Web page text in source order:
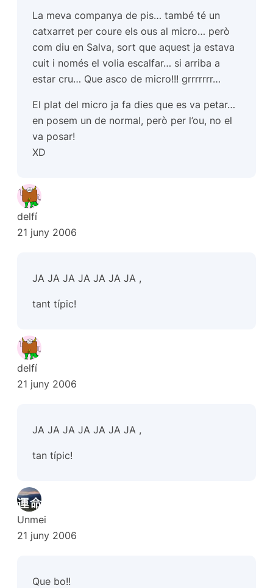
La meva companya de pis… també té un
catxarret per coure els ous al micro… però
com diu en Salva, sort que aquest ja estava
cuit i només el volia escalfar… si arriba a
estar cru… Que asco de micro!!! grrrrrrr…
El plat del micro ja fa dies que es va petar…
en posem un de normal, però per l’ou, no el
va posar!
XD
delfí
21 juny 2006
JA JA JA JA JA JA JA ,
tant típic!
delfí
21 juny 2006
JA JA JA JA JA JA JA ,
tan típic!
Unmei
21 juny 2006
Que bo!!